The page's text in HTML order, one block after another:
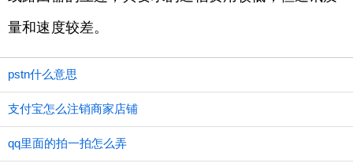
量和速度较差。
pstn什么意思
支付宝怎么注销商家店铺
qq里面的拍一拍怎么弄